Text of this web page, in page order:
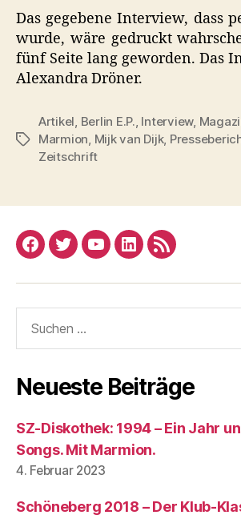
Das gegebene Interview, dass
wurde, wäre gedruckt
fünf Seite lang geworden. Das
Alexandra Dröner.
Schlagwörter
Artikel, Berlin E.P., Interview,
Marmion, Mijk van Dijk,
Zeitschrift
Facebook
TwitterYouTube
LinkedRSS
nach:
Neueste Beiträge
SZ-Diskothek: 1994 – Ein Jahr
Songs. Mit Marmion.
4. Februar 2023
Schöneberg 2018 – Der Klub-